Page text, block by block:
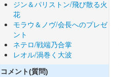
ジン＆パリストン/飛び散る火
花
モラウ＆ノヴ/会長へのプレゼ
ント
ネテロ/戦端乃合掌
レオル/渦巻く大波
コメント(質問)